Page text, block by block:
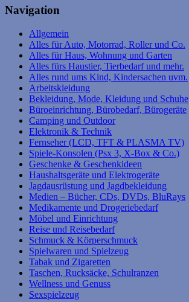
Navigation
Allgemein
Alles für Auto, Motorrad, Roller und Co.
Alles für Haus, Wohnung und Garten
Alles fürs Haustier, Tierbedarf und mehr.
Alles rund ums Kind, Kindersachen uvm.
Arbeitskleidung
Bekleidung, Mode, Kleidung und Schuhe
Büroeinrichtung, Bürobedarf, Bürogeräte
Camping und Outdoor
Elektronik & Technik
Fernseher (LCD, TFT & PLASMA TV)
Spiele-Konsolen (Psx 3, X-Box & Co.)
Geschenke & Geschenkideen
Haushaltsgeräte und Elektrogeräte
Jagdausrüstung und Jagdbekleidung
Medien – Bücher, CDs, DVDs, BluRays
Medikamente und Drogeriebedarf
Möbel und Einrichtung
Reise und Reisebedarf
Schmuck & Körperschmuck
Spielwaren und Spielzeug
Tabak und Zigaretten
Taschen, Rucksäcke, Schulranzen
Wellness und Genuss
Sexspielzeug